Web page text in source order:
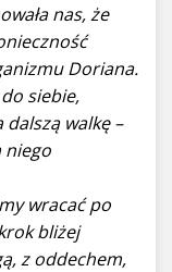
nas, że
Doriana.
siebie,
walkę –
niego
wracać po
bliżej
z oddechem,